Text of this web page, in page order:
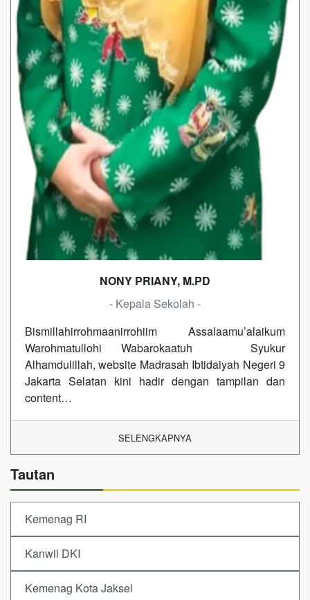
NONY PRIANY, M.PD
- Kepala Sekolah -
Bismillahirrohmaanirrohiim Assalaamu’alaikum
Warohmatullohi Wabarokaatuh Syukur
Alhamdulillah, website Madrasah Ibtidaiyah Negeri 9
Jakarta Selatan kini hadir dengan tampilan dan
content…
SELENGKAPNYA
Tautan
Kemenag RI
Kanwil DKI
Kemenag Kota Jaksel